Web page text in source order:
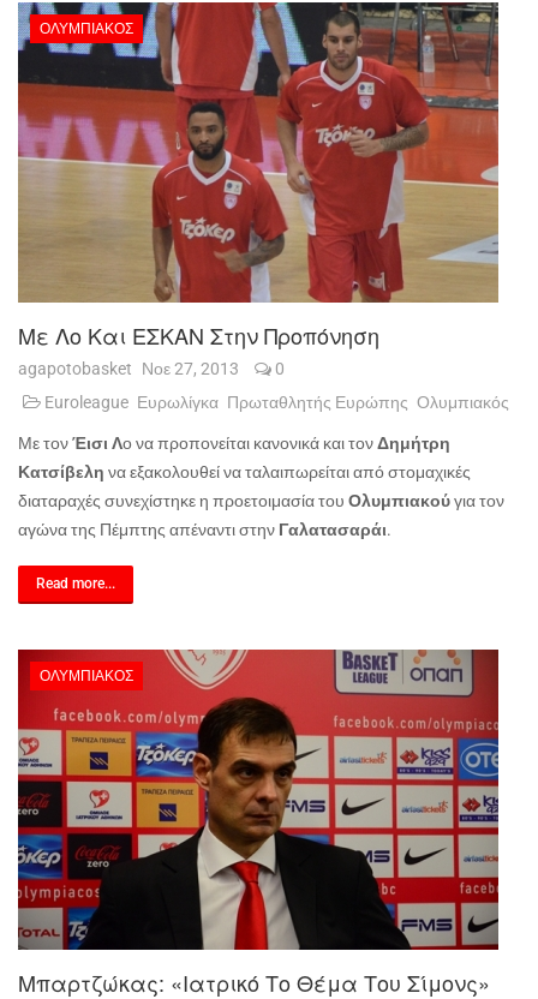
ΟΛΥΜΠΙΑΚΌΣ
Με Λο Και ΕΣΚΑΝ Στην Προπόνηση
agapotobasket Νοε 27, 2013
0
Euroleague Ευρωλίγκα Πρωταθλητής Ευρώπης Ολυμπιακός
Με τονΈισι Λο να προπονείται κανονικά και τονΔημήτρη
Κατσίβελη να εξακολουθεί να ταλαιπωρείται από στομαχικές
διαταραχές συνεχίστηκε η προετοιμασία του Ολυμπιακούγια τον
αγώνα της Πέμπτης απέναντι στην Γαλατασαράι.
Read more...
ΟΛΥΜΠΙΑΚΌΣ
Μπαρτζώκας: «Ιατρικό Το Θέμα Του Σίμονς»